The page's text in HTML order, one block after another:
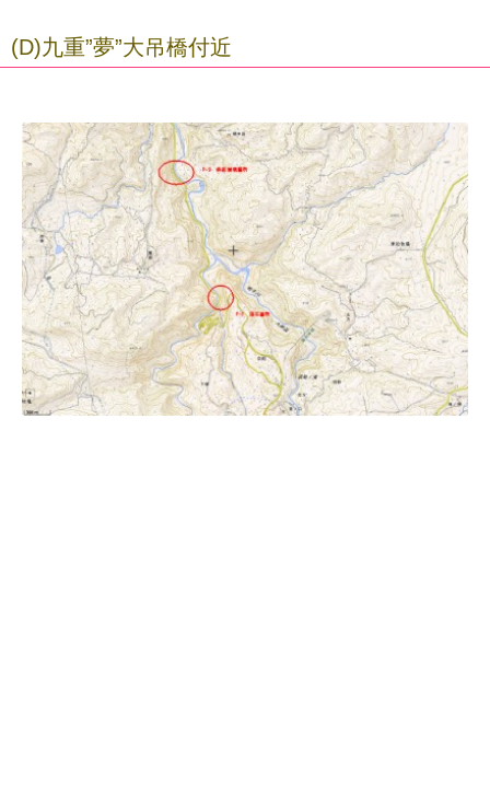
(D)九重”夢”大吊橋付近